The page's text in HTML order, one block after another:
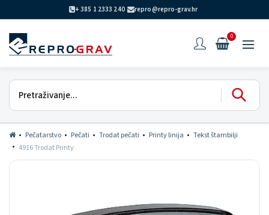
+ 385 1 2333 240 repro@repro-grav.hr
0
Pečatarstvo Pečati Trodat pečati Printy linija
Tekst štambilji
4916 Trodat Printy